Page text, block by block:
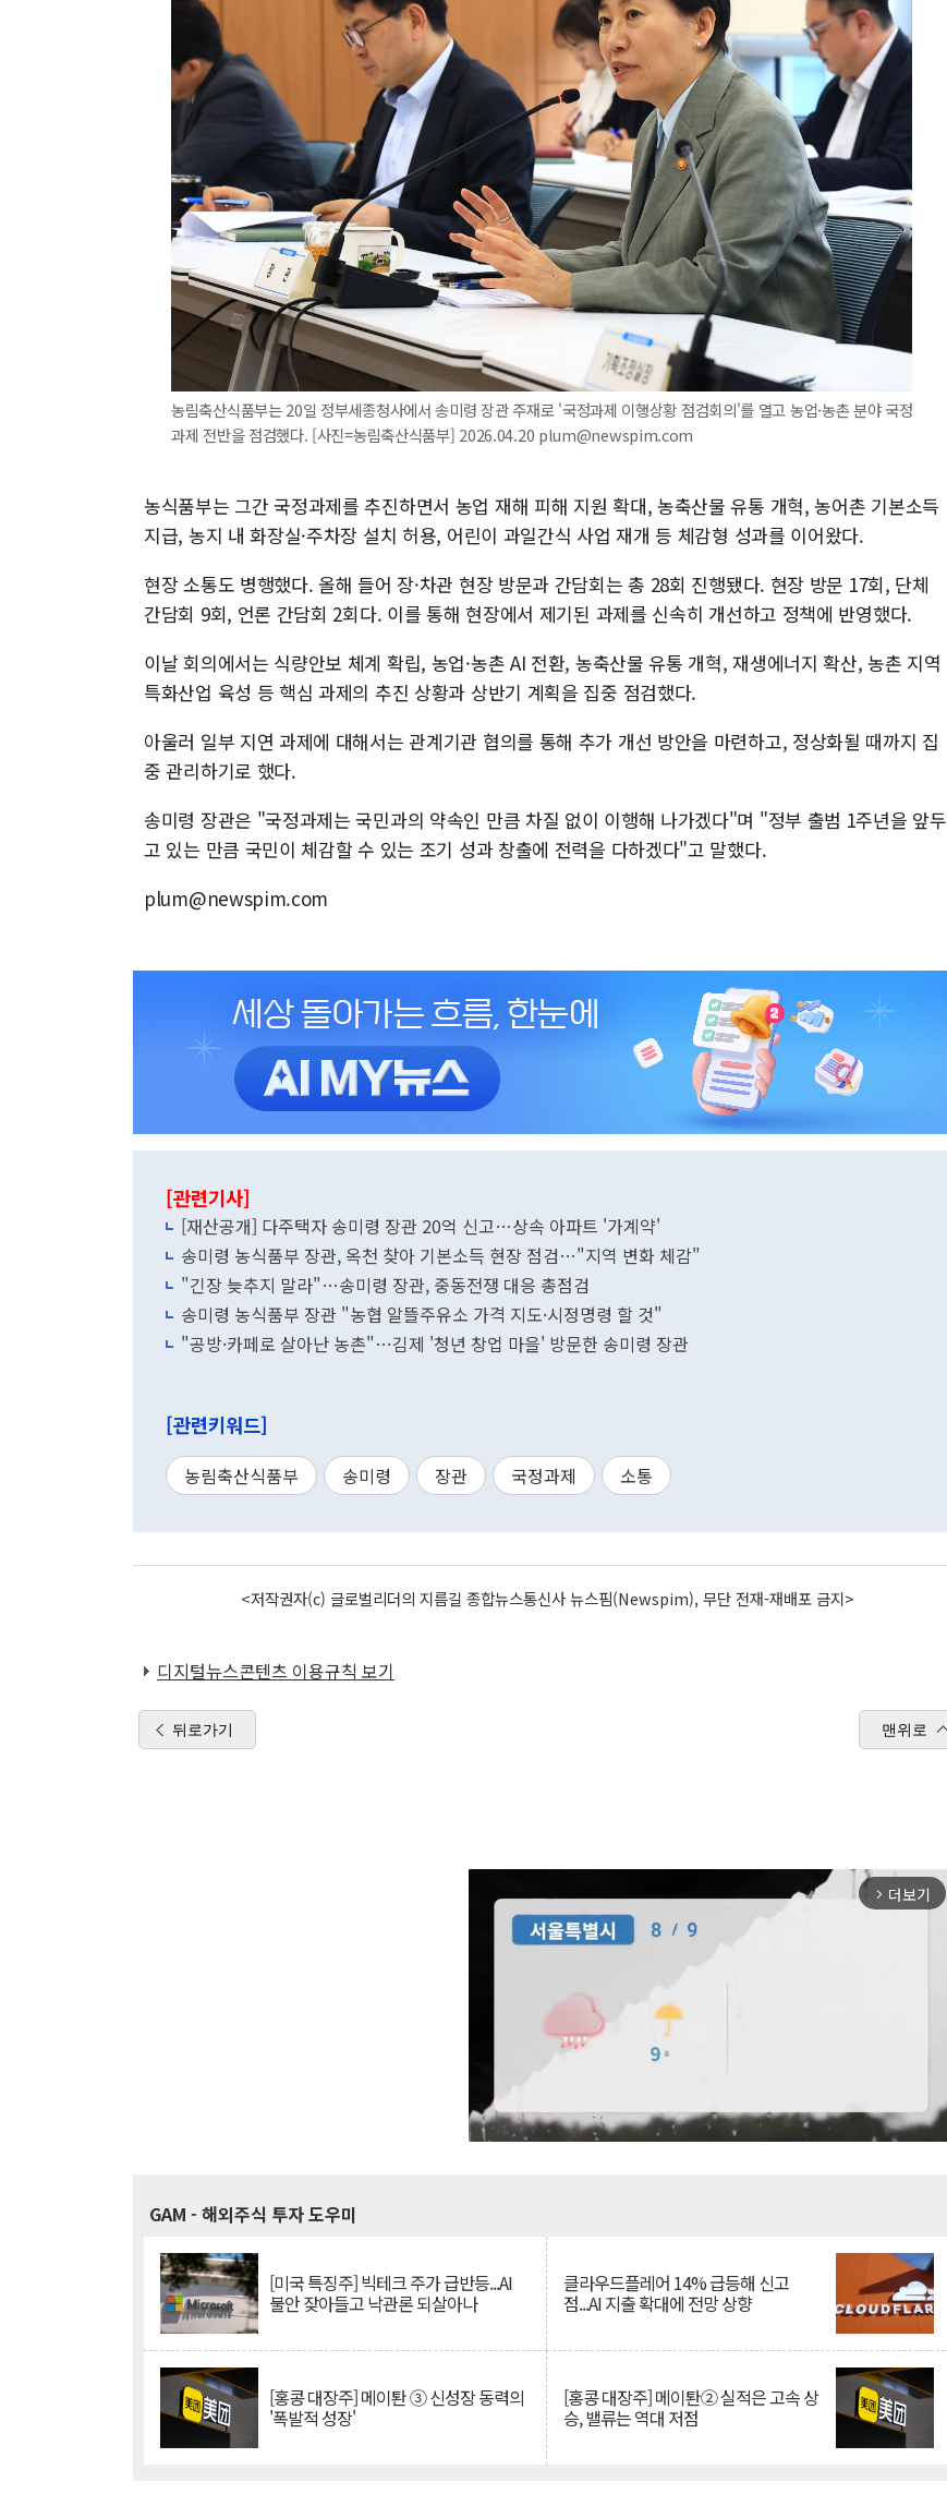
농림축산식품부는 20일 정부세종청사에서 송미령 장관 주재로 '국정과제 이행상황 점검회의'를 열고 농업·농촌 분야 국정
과제 전반을 점검했다. [사진=농림축산식품부] 2026.04.20 plum@newspim.com
농식품부는 그간 국정과제를 추진하면서 농업 재해 피해 지원 확대, 농축산물 유통 개혁, 농어촌 기본소득
지급, 농지 내 화장실·주차장 설치 허용, 어린이 과일간식 사업 재개 등 체감형 성과를 이어왔다.
현장 소통도 병행했다. 올해 들어 장·차관 현장 방문과 간담회는 총 28회 진행됐다. 현장 방문 17회, 단체
간담회 9회, 언론 간담회 2회다. 이를 통해 현장에서 제기된 과제를 신속히 개선하고 정책에 반영했다.
이날 회의에서는 식량안보 체계 확립, 농업·농촌 AI 전환, 농축산물 유통 개혁, 재생에너지 확산, 농촌 지역
특화산업 육성 등 핵심 과제의 추진 상황과 상반기 계획을 집중 점검했다.
아울러 일부 지연 과제에 대해서는 관계기관 협의를 통해 추가 개선 방안을 마련하고, 정상화될 때까지 집
중 관리하기로 했다.
송미령 장관은 "국정과제는 국민과의 약속인 만큼 차질 없이 이행해 나가겠다"며 "정부 출범 1주년을 앞두
고 있는 만큼 국민이 체감할 수 있는 조기 성과 창출에 전력을 다하겠다"고 말했다.
plum@newspim.com
[관련기사]
[재산공개] 다주택자 송미령 장관 20억 신고…상속 아파트 '가계약'
송미령 농식품부 장관, 옥천 찾아 기본소득 현장 점검…"지역 변화 체감"
"긴장 늦추지 말라"…송미령 장관, 중동전쟁 대응 총점검
송미령 농식품부 장관 "농협 알뜰주유소 가격 지도·시정명령 할 것"
"공방·카페로 살아난 농촌"…김제 '청년 창업 마을' 방문한 송미령 장관
[관련키워드]
농림축산식품부 송미령 장관 국정과제 소통
<저작권자(c) 글로벌리더의 지름길 종합뉴스통신사 뉴스핌(Newspim), 무단 전재-재배포 금지>
디지털뉴스콘텐츠 이용규칙 보기
뒤로가기 맨위로
arrow_forward_ios 더보기
GAM - 해외주식 투자 도우미
[미국 특징주] 빅테크 주가 급반등...AI
불안 잦아들고 낙관론 되살아나
클라우드플레어 14% 급등해 신고
점...AI 지출 확대에 전망 상향
[홍콩 대장주] 메이퇀 ③ 신성장 동력의
'폭발적 성장'
[홍콩 대장주] 메이퇀② 실적은 고속 상
승, 밸류는 역대 저점